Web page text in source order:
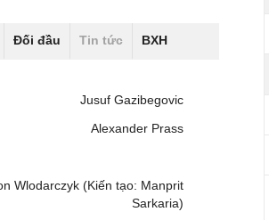
Đối đầu Tin tức BXH
Jusuf Gazibegovic
Alexander Prass
Wlodarczyk (Kiến tạo: Manprit
Sarkaria)